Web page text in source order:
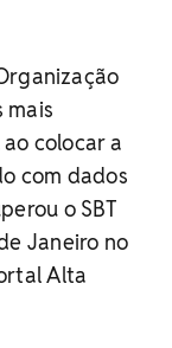
mais
colocar a
com dados
o SBT
Janeiro no
Alta